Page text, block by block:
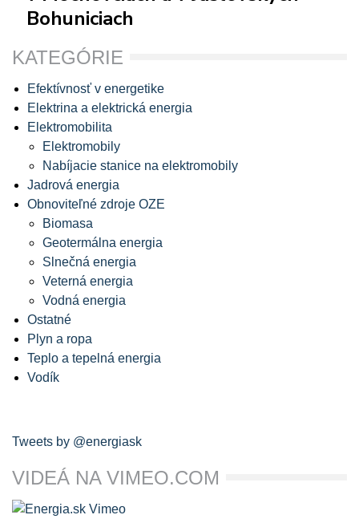
Bohuniciach
KATEGÓRIE
Efektívnosť v energetike
Elektrina a elektrická energia
Elektromobilita
Elektromobily
Nabíjacie stanice na elektromobily
Jadrová energia
Obnoviteľné zdroje OZE
Biomasa
Geotermálna energia
Slnečná energia
Veterná energia
Vodná energia
Ostatné
Plyn a ropa
Teplo a tepelná energia
Vodík
Tweets by @energiask
VIDEÁ NA VIMEO.COM